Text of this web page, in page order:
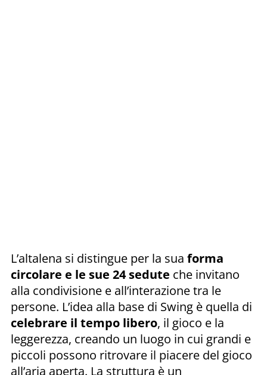
L’altalena si distingue per la sua forma
circolare e le sue 24 sedute che invitano
alla condivisione e all’interazione tra le
persone. L’idea alla base di Swing è quella di
celebrare il tempo libero, il gioco e la
leggerezza, creando un luogo in cui grandi e
piccoli possono ritrovare il piacere del gioco
all’aria aperta. La struttura è un